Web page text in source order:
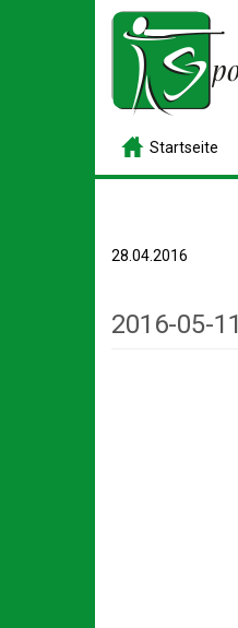
Startseite
28.04.2016
2016-05-